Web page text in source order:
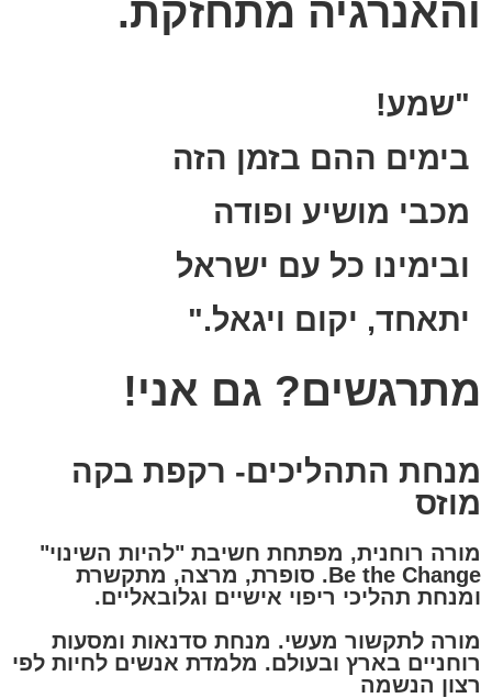
והאנרגיה מתחזקת.
"שמע!
בימים ההם בזמן הזה
מכבי מושיע ופודה
ובימינו כל עם ישראל
יתאחד, יקום ויגאל."
מתרגשים? גם אני!
מנחת התהליכים- רקפת בקה
מוזס
מורה רוחנית, מפתחת חשיבת "להיות השינוי"
Be the Change. סופרת, מרצה, מתקשרת
ומנחת תהליכי ריפוי אישיים וגלובאליים.
מורה לתקשור מעשי. מנחת סדנאות ומסעות
רוחניים בארץ ובעולם. מלמדת אנשים לחיות לפי
רצון הנשמה